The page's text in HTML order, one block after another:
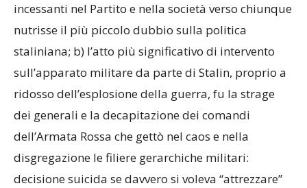
incessanti nel Partito e nella società verso chiunque
nutrisse il più piccolo dubbio sulla politica
staliniana; b) l’atto più significativo di intervento
sull’apparato militare da parte di Stalin, proprio a
ridosso dell’esplosione della guerra, fu la strage
dei generali e la decapitazione dei comandi
dell’Armata Rossa che gettò nel caos e nella
disgregazione le filiere gerarchiche militari:
decisione suicida se davvero si voleva “attrezzare”